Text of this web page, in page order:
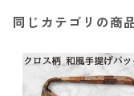
同じカテゴリの商